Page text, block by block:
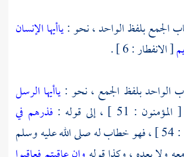
الجمع بلفظ الواحد ، نحو :ياأيها الإنسان
[ الانفطار : 6 ] .
الواحد بلفظ الجمع ، نحو :ياأيها الرسل
[ المؤمنون : 51 ] ، إلى قوله :
فذرهم في
[ المؤمنون : 54 ] ، فهو خطاب له صلى الله عليه وسلم